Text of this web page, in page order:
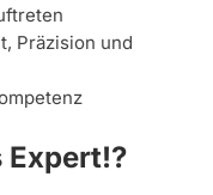
Präzision und
Expert!?